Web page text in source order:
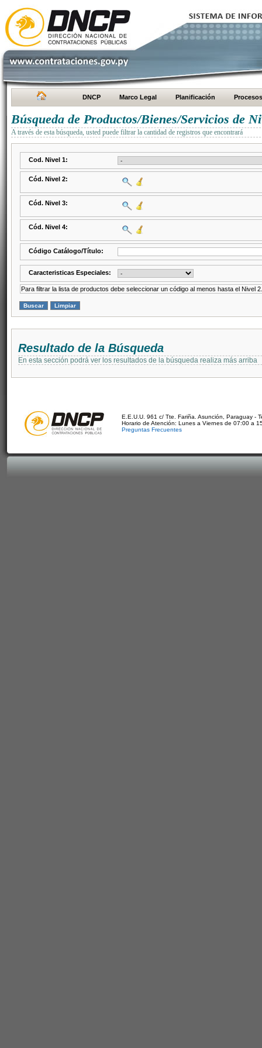
DNCP Marco Legal Planificación Procesos
Búsqueda de Productos/Bienes/Servicios de
A través de esta búsqueda, usted puede filtrar la cantidad de registros que encontrará
Cod. Nivel 1:
Cód. Nivel 2:
Cód. Nivel 3:
Cód. Nivel 4:
Código Catálogo/Título:
Caracteristicas Especiales:
Para filtrar la lista de productos debe seleccionar un código al menos hasta el Nivel 2.
Resultado de la Búsqueda
En esta sección podrá ver los resultados de la búsqueda realiza más arriba
E.E.U.U. 961 c/ Tte. Fariña. Asunción, Paraguay -
Horario de Atención: Lunes a Viernes de 07:00 a
Preguntas Frecuentes